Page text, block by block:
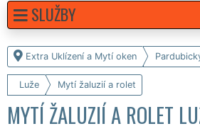
Extra Uklízení a Mytí oken
Luže Mytí žaluzií a rolet
MYTÍ ŽALUZIÍ A ROLET
SLUŽBY